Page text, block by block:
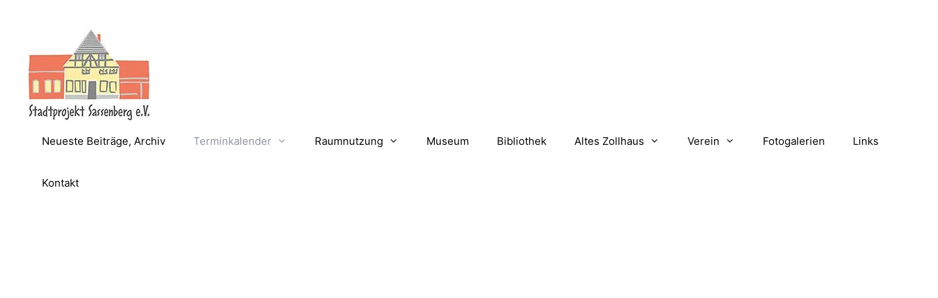
Neueste Beiträge, Archiv Terminkalender Raumnutzung Museum Bibliothek Altes Zollhaus Verein Fotogalerien Links
Kontakt